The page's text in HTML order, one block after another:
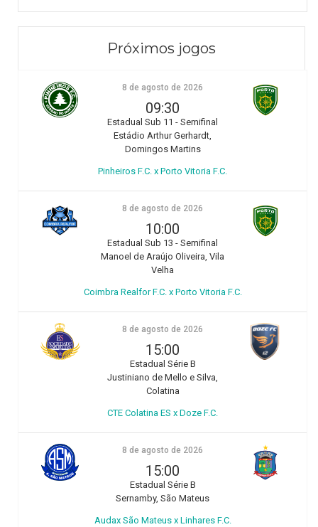
Próximos jogos
8 de agosto de 2026
09:30
Estadual Sub 11 - Semifinal
Estádio Arthur Gerhardt,
Domingos Martins
Pinheiros F.C. x Porto Vitoria F.C.
8 de agosto de 2026
10:00
Estadual Sub 13 - Semifinal
Manoel de Araújo Oliveira, Vila
Velha
Coimbra Realfor F.C. x Porto Vitoria F.C.
8 de agosto de 2026
15:00
Estadual Série B
Justiniano de Mello e Silva,
Colatina
CTE Colatina ES x Doze F.C.
8 de agosto de 2026
15:00
Estadual Série B
Sernamby, São Mateus
Audax São Mateus x Linhares F.C.